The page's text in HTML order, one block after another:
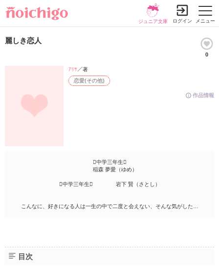
メニュー
ジュニア文庫 ログイン
麗しき恋人
0
作品情報
恋愛(その他)
ｱﾘｻ ／著
中学三年生
稲森 夢愛（ゆめ）
中学三年生 岩下 賢（さとし）
こんなに、好きになる人は一生の中で二度と会えない、そんな気がした…
目次